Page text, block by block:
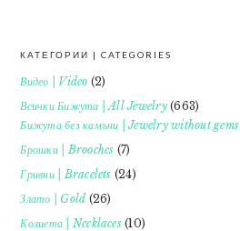
FOOTER
КАТЕГОРИИ | CATEGORIES
Видео | Video (2)
Всички Бижута | All Jewelry(663)
Бижута без камъни | Jewelry without gems
Брошки | Brooches (7)
Гривни | Bracelets (24)
Злато | Gold (26)
Колиета | Necklaces(10)